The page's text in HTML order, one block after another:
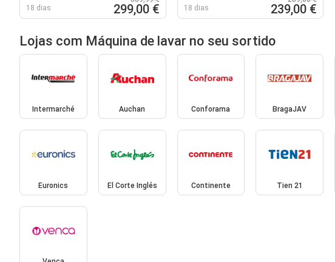
18 dias 299,00 € 18 dias 239,00 €
Lojas com Máquina de lavar no seu sortido
Intermarché Auchan Conforama BragaJAV
Euronics El Corte Inglés Continente Tien 21